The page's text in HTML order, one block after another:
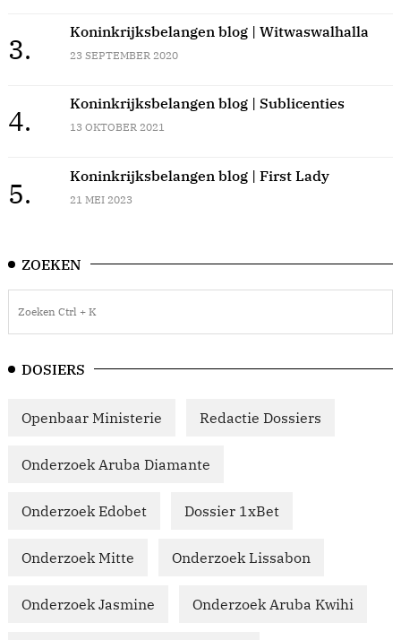
3.
Koninkrijksbelangen blog | Witwaswalhalla
23 SEPTEMBER 2020
4.
Koninkrijksbelangen blog | Sublicenties
13 OKTOBER 2021
5.
Koninkrijksbelangen blog | First Lady
21 MEI 2023
ZOEKEN
DOSIERS
Openbaar Ministerie Redactie Dossiers
Onderzoek Aruba Diamante
Onderzoek Edobet Dossier 1xBet
Onderzoek Mitte Onderzoek Lissabon
Onderzoek Jasmine Onderzoek Aruba Kwihi